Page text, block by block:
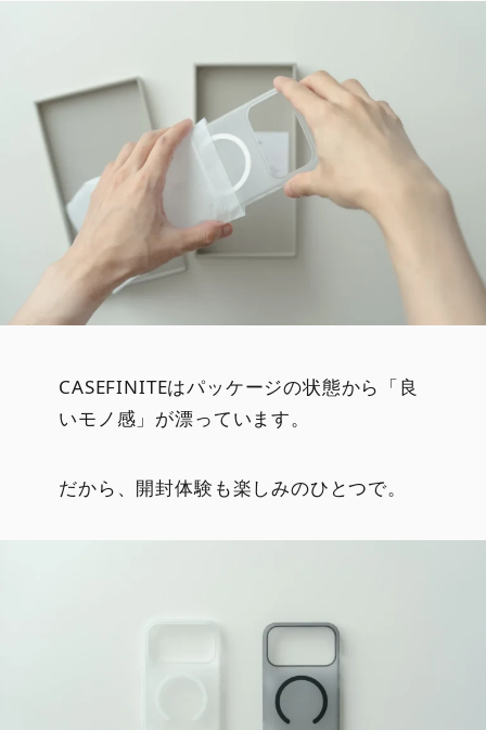
CASEFINITEはパッケージの状態から「良
いモノ感」が漂っています。
だから、開封体験も楽しみのひとつで。